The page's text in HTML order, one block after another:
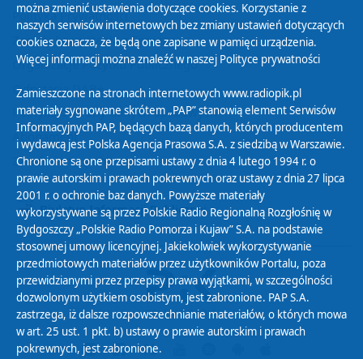
Polityka Prywatności
Zasady korzystania z Serwisu
Organizacje Pożytku Publicznego
Cyfryzacja DAB+
Polityka ochrony danych osobowych
Abonament
Zamówienia publiczne
Biuletyn Informacji Publicznej
można zmienić ustawienia dotyczące cookies. Korzystanie z
naszych serwisów internetowych bez zmiany ustawień dotyczących
cookies oznacza, że będą one zapisane w pamięci urządzenia.
Więcej informacji można znaleźć w naszej Polityce prywatności
Zamieszczone na stronach internetowych www.radiopik.pl
materiały sygnowane skrótem „PAP” stanowią element Serwisów
Informacyjnych PAP, będących bazą danych, których producentem
i wydawcą jest Polska Agencja Prasowa S.A. z siedzibą w Warszawie.
Chronione są one przepisami ustawy z dnia 4 lutego 1994 r. o
prawie autorskim i prawach pokrewnych oraz ustawy z dnia 27 lipca
2001 r. o ochronie baz danych. Powyższe materiały
wykorzystywane są przez Polskie Radio Regionalną Rozgłośnię w
Bydgoszczy „Polskie Radio Pomorza i Kujaw” S.A. na podstawie
stosownej umowy licencyjnej. Jakiekolwiek wykorzystywanie
przedmiotowych materiałów przez użytkowników Portalu, poza
przewidzianymi przez przepisy prawa wyjątkami, w szczególności
dozwolonym użytkiem osobistym, jest zabronione. PAP S.A.
zastrzega, iż dalsze rozpowszechnianie materiałów, o których mowa
w art. 25 ust. 1 pkt. b) ustawy o prawie autorskim i prawach
pokrewnych, jest zabronione.